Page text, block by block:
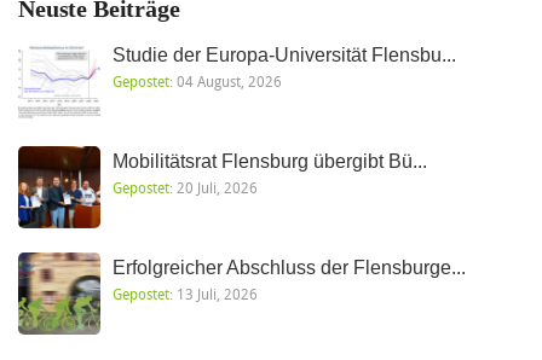
Neuste Beiträge
Studie der Europa-Universität Flensbu...
Gepostet:04 August, 2026
Mobilitätsrat Flensburg übergibt Bü...
Gepostet: 20 Juli, 2026
Erfolgreicher Abschluss der Flensburge...
Gepostet: 13 Juli, 2026